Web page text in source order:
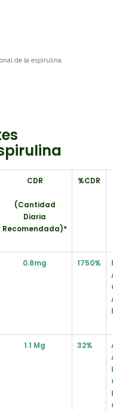
de la espirulina.
CDR
(cantidad
Diaria
Recomendada)*
%CDR
0.8mg 1750%
1.1 Mg 32%